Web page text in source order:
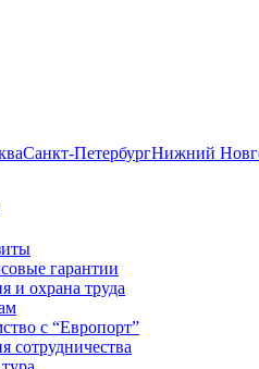
Санкт-ПетербургНижний
гарантии
и охрана труда
с “Европорт”
сотрудничества